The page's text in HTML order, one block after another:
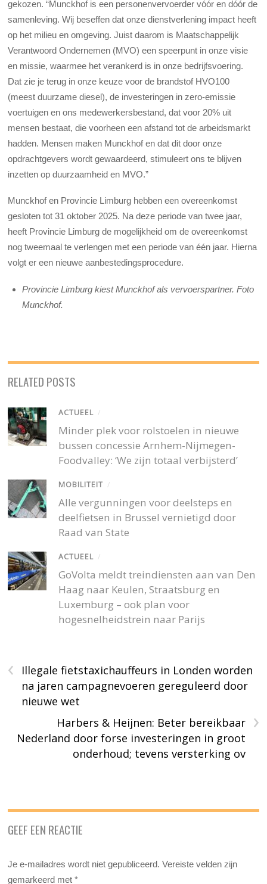
gekozen. “Munckhof is een personenvervoerder vóór en dóór de
samenleving. Wij beseffen dat onze dienstverlening impact heeft
op het milieu en omgeving. Juist daarom is Maatschappelijk
Verantwoord Ondernemen (MVO) een speerpunt in onze visie
en missie, waarmee het verankerd is in onze bedrijfsvoering.
Dat zie je terug in onze keuze voor de brandstof HVO100
(meest duurzame diesel), de investeringen in zero-emissie
voertuigen en ons medewerkersbestand, dat voor 20% uit
mensen bestaat, die voorheen een afstand tot de arbeidsmarkt
hadden. Mensen maken Munckhof en dat dit door onze
opdrachtgevers wordt gewaardeerd, stimuleert ons te blijven
inzetten op duurzaamheid en MVO.”
Munckhof en Provincie Limburg hebben een overeenkomst
gesloten tot 31 oktober 2025. Na deze periode van twee jaar,
heeft Provincie Limburg de mogelijkheid om de overeenkomst
nog tweemaal te verlengen met een periode van één jaar. Hierna
volgt er een nieuwe aanbestedingsprocedure.
Provincie Limburg kiest Munckhof als vervoerspartner. Foto
Munckhof.
RELATED POSTS
ACTUEEL /
Minder plek voor rolstoelen in nieuwe
bussen concessie Arnhem-Nijmegen-
Foodvalley: ‘We zijn totaal verbijsterd’
MOBILITEIT /
Alle vergunningen voor deelsteps en
deelfietsen in Brussel vernietigd door
Raad van State
ACTUEEL /
GoVolta meldt treindiensten aan van Den
Haag naar Keulen, Straatsburg en
Luxemburg – ook plan voor
hogesnelheidstrein naar Parijs
‹
Illegale fietstaxichauffeurs in Londen worden
na jaren campagnevoeren gereguleerd door
nieuwe wet
›
Harbers & Heijnen: Beter bereikbaar
Nederland door forse investeringen in groot
onderhoud; tevens versterking ov
GEEF EEN REACTIE
Je e-mailadres wordt niet gepubliceerd. Vereiste velden zijn
gemarkeerd met*